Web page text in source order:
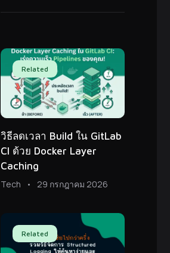
Related
วิธีลดเวลา Build ใน GitLab
CI ด้วย Docker Layer
Caching
Tech 29 กรกฎาคม 2026
Related